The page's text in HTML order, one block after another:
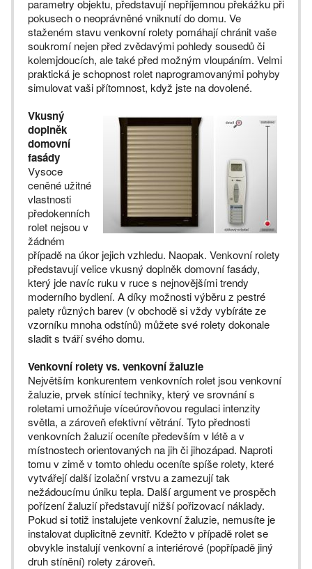
parametry objektu, představují nepříjemnou překážku při
pokusech o neoprávněné vniknutí do domu. Ve
staženém stavu venkovní rolety pomáhají chránit vaše
soukromí nejen před zvědavými pohledy sousedů či
kolemjdoucích, ale také před možným vloupáním. Velmi
praktická je schopnost rolet naprogramovanými pohyby
simulovat vaši přítomnost, když jste na dovolené.
Vkusný
doplněk
domovní
fasády
Vysoce
ceněné užitné
vlastnosti
předokenních
rolet nejsou v
žádném
případě na úkor jejich vzhledu. Naopak. Venkovní rolety
představují velice vkusný doplněk domovní fasády,
který jde navíc ruku v ruce s nejnovějšími trendy
moderního bydlení. A díky možnosti výběru z pestré
palety různých barev (v obchodě si vždy vybíráte ze
vzorníku mnoha odstínů) můžete své rolety dokonale
sladit s tváří svého domu.
Venkovní rolety vs. venkovní žaluzie
Největším konkurentem venkovních rolet jsou venkovní
žaluzie, prvek stínicí techniky, který ve srovnání s
roletami umožňuje víceúrovňovou regulaci intenzity
světla, a zároveň efektivní větrání. Tyto přednosti
venkovních žaluzií oceníte především v létě a v
místnostech orientovaných na jih či jihozápad. Naproti
tomu v zimě v tomto ohledu oceníte spíše rolety, které
vytvářejí další izolační vrstvu a zamezují tak
nežádoucímu úniku tepla. Další argument ve prospěch
pořízení žaluzií představují nižší pořizovací náklady.
Pokud si totiž instalujete venkovní žaluzie, nemusíte je
instalovat duplicitně zevnitř. Kdežto v případě rolet se
obvykle instalují venkovní a interiérové (popřípadě jiný
druh stínění) rolety zároveň.